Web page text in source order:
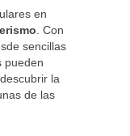
en
. Con
sencillas
pueden
la
de las